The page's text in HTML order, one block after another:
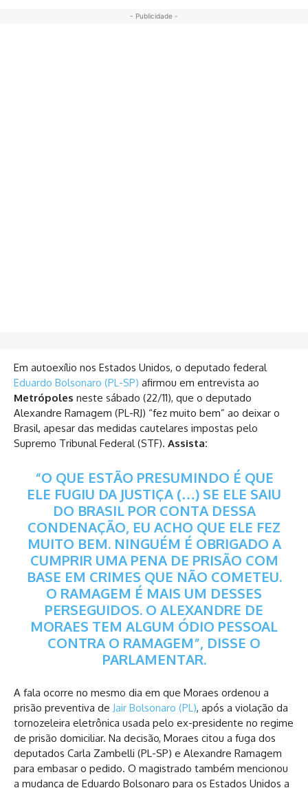
- Publicidade -
Em autoexílio nos Estados Unidos, o deputado federal
Eduardo Bolsonaro (PL-SP) afirmou em entrevista ao
Metrópoles neste sábado (22/11), que o deputado
Alexandre Ramagem (PL-RJ) “fez muito bem” ao deixar o
Brasil, apesar das medidas cautelares impostas pelo
Supremo Tribunal Federal (STF). Assista:
“O QUE ESTÃO PRESUMINDO É QUE
ELE FUGIU DA JUSTIÇA (…) SE ELE SAIU
DO BRASIL POR CONTA DESSA
CONDENAÇÃO, EU ACHO QUE ELE FEZ
MUITO BEM. NINGUÉM É OBRIGADO A
CUMPRIR UMA PENA DE PRISÃO COM
BASE EM CRIMES QUE NÃO COMETEU.
O RAMAGEM É MAIS UM DESSES
PERSEGUIDOS. O ALEXANDRE DE
MORAES TEM ALGUM ÓDIO PESSOAL
CONTRA O RAMAGEM”, DISSE O
PARLAMENTAR.
A fala ocorre no mesmo dia em que Moraes ordenou a
prisão preventiva de Jair Bolsonaro (PL), após a violação da
tornozeleira eletrônica usada pelo ex-presidente no regime
de prisão domiciliar. Na decisão, Moraes citou a fuga dos
deputados Carla Zambelli (PL-SP) e Alexandre Ramagem
para embasar o pedido. O magistrado também mencionou
a mudança de Eduardo Bolsonaro para os Estados Unidos a